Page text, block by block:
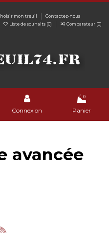
mon treuil
Contactez-nous
Liste de souhaits (0) Comparateur (0)
Connexion
0
Panier
avancée